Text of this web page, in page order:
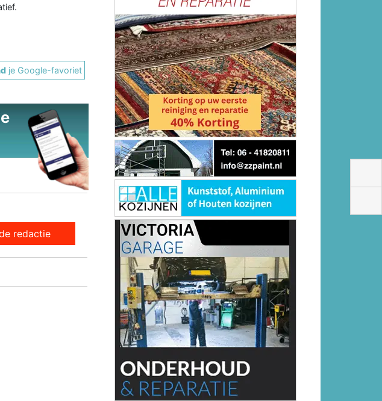
je Google-favoriet
redactie